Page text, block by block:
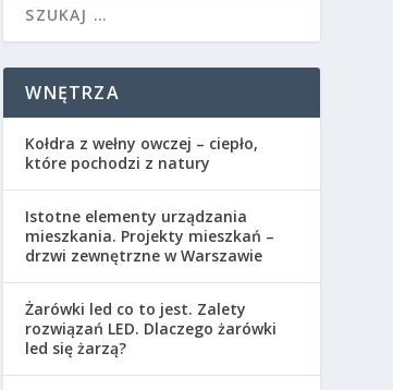
WNĘTRZA
Kołdra z wełny owczej – ciepło,
które pochodzi z natury
Istotne elementy urządzania
mieszkania. Projekty mieszkań –
drzwi zewnętrzne w Warszawie
Żarówki led co to jest. Zalety
rozwiązań LED. Dlaczego żarówki
led się żarzą?